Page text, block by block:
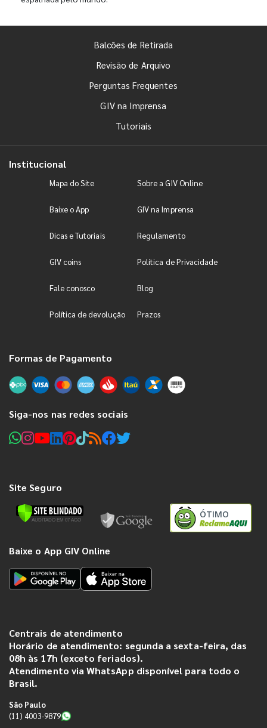
Balcões de Retirada
Revisão de Arquivo
Perguntas Frequentes
GIV na Imprensa
Tutoriais
Institucional
Mapa do Site Sobre a GIV Online
Baixe o App GIV na Imprensa
Dicas e Tutoriais Regulamento
GIV coins Política de Privacidade
Fale conosco Blog
Política de devolução Prazos
Formas de Pagamento
Siga-nos nas redes sociais
Site Seguro
ÓTIMO
Baixe o App GIV Online
Centrais de atendimento
Horário de atendimento: segunda a sexta-feira, das
08h às 17h (exceto feriados).
Atendimento via WhatsApp disponível para todo o
Brasil.
São Paulo
(11) 4003-9879